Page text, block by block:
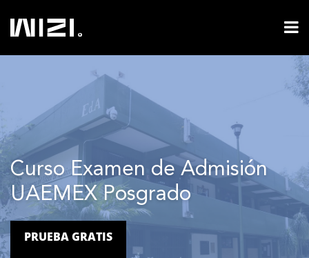
Curso Examen de Admisión
UAEMEX Posgrado
PRUEBA GRATIS